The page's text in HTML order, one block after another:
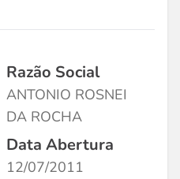
Razão Social
ANTONIO ROSNEI
DA ROCHA
Data Abertura
12/07/2011